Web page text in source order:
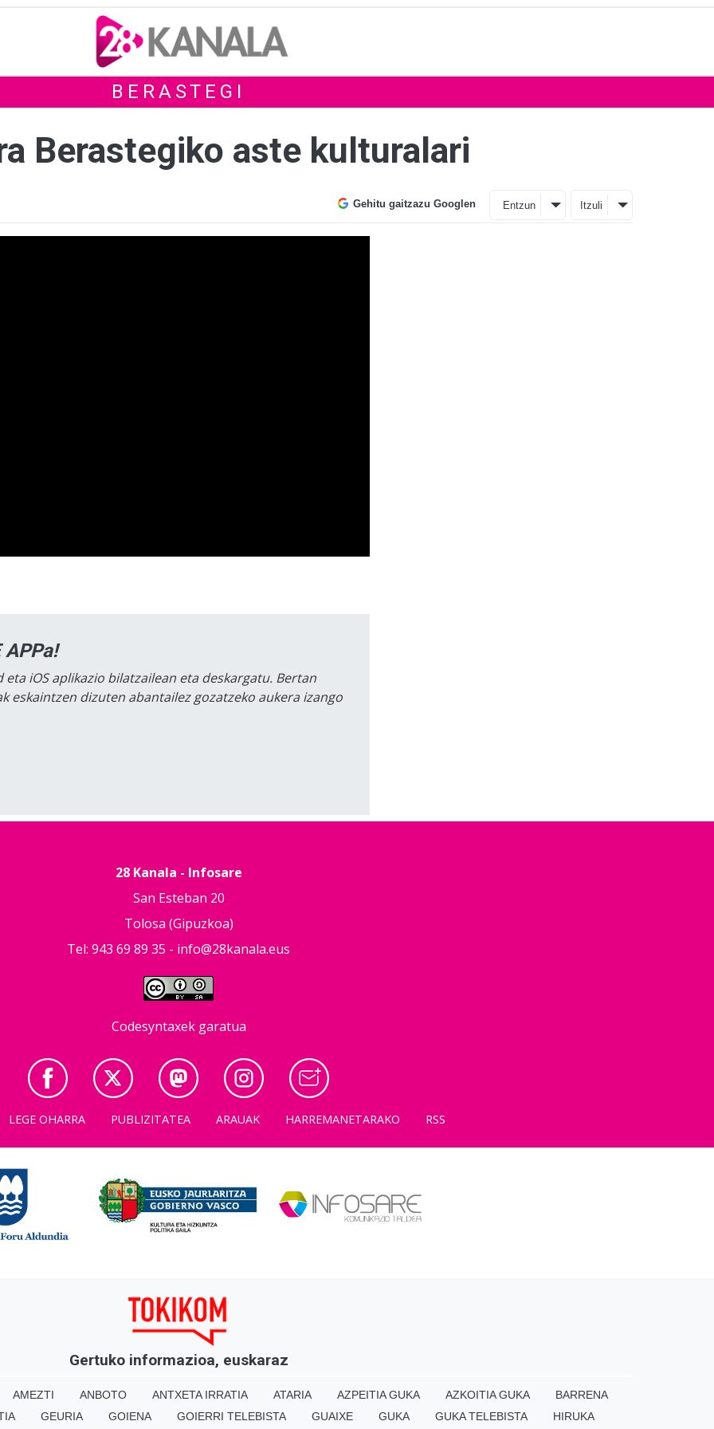
BERASTEGI
Berastegiko aste kulturalari
Gehitu gaitzazu Googlen Entzun Itzuli
APPa!
iOS aplikazio bilatzailean eta deskargatu. Bertan
eskaintzen dizuten abantailez gozatzeko aukera izango
28 Kanala - Infosare
San Esteban 20
Tolosa (Gipuzkoa)
Tel: 943 69 89 35 - info@28kanala.eus
Codesyntaxek garatua
LEGE OHARRA PUBLIZITATEA ARAUAK HARREMANETARAKO RSS
Gertuko informazioa, euskaraz
AMEZTI ANBOTO ANTXETA IRRATIA ATARIA AZPEITIA GUKA AZKOITIA GUKA
BARRENA
GEURIA GOIENA GOIERRI TELEBISTA GUAIXE GUKA GUKA TELEBISTA HIRUKA